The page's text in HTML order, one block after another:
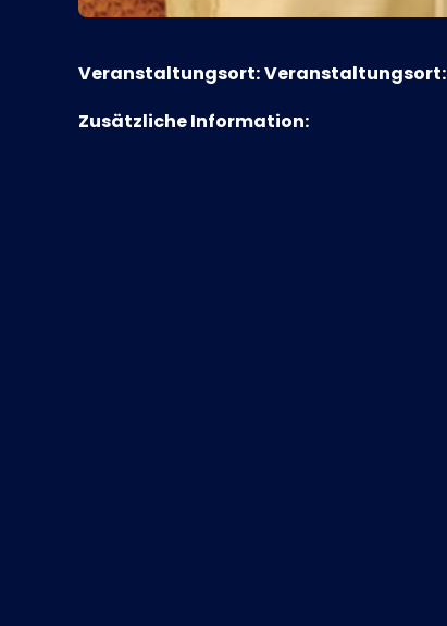
Veranstaltungsort:Veranstaltungsort:
Zusätzliche Information: